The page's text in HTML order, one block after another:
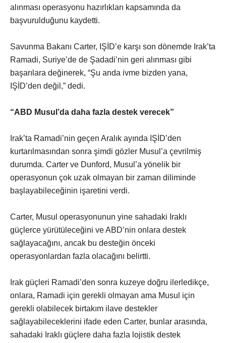
alınması operasyonu hazırlıkları kapsamında da
başvurulduğunu kaydetti.
Savunma Bakanı Carter, IŞİD’e karşı son dönemde Irak’ta
Ramadi, Suriye’de de Şadadi’nin geri alınması gibi
başarılara değinerek, “Şu anda ivme bizden yana,
IŞİD’den değil,” dedi.
“ABD Musul’da daha fazla destek verecek”
Irak’ta Ramadi’nin geçen Aralık ayında IŞİD’den
kurtarılmasından sonra şimdi gözler Musul’a çevrilmiş
durumda. Carter ve Dunford, Musul’a yönelik bir
operasyonun çok uzak olmayan bir zaman diliminde
başlayabileceğinin işaretini verdi.
Carter, Musul operasyonunun yine sahadaki Iraklı
güçlerce yürütüleceğini ve ABD’nin onlara destek
sağlayacağını, ancak bu desteğin önceki
operasyonlardan fazla olacağını belirtti.
Irak güçleri Ramadi’den sonra kuzeye doğru ilerledikçe,
onlara, Ramadi için gerekli olmayan ama Musul için
gerekli olabilecek birtakım ilave destekler
sağlayabileceklerini ifade eden Carter, bunlar arasında,
sahadaki Iraklı güçlere daha fazla lojistik destek